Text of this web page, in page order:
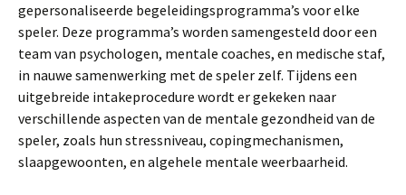
gepersonaliseerde begeleidingsprogramma’s voor elke
speler. Deze programma’s worden samengesteld door een
team van psychologen, mentale coaches, en medische staf,
in nauwe samenwerking met de speler zelf. Tijdens een
uitgebreide intakeprocedure wordt er gekeken naar
verschillende aspecten van de mentale gezondheid van de
speler, zoals hun stressniveau, copingmechanismen,
slaapgewoonten, en algehele mentale weerbaarheid.